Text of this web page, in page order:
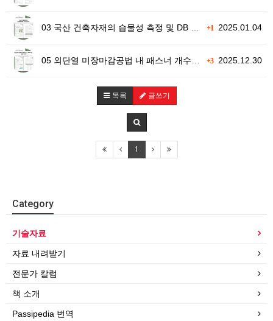
+1 2025.01.04
03 국산 건축자재의 습물성 측정 및 DB 구축
+32025.12.30
05 외단열 미장마감공법 내 패스너 개수 계산 프로그램
목록 글쓰기
1
Category
기술자료
자료 내려받기
전문가 칼럼
책 소개
Passipedia 번역